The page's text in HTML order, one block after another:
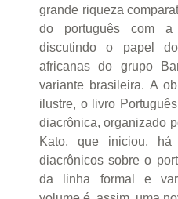
grande riqueza
do português com
discutindo o papel
africanas do grupo
variante brasileira. A
ilustre, o livro
diacrônica, organizado
Kato, que iniciou,
diacrônicos sobre o
da linha formal e